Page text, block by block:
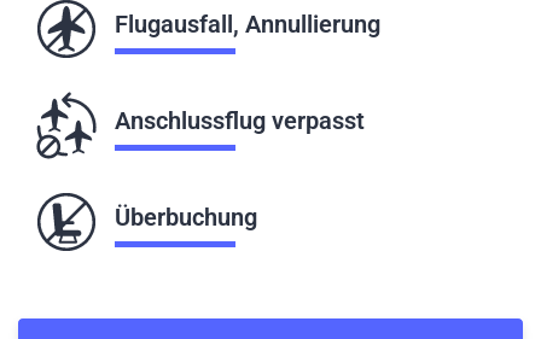
Flugausfall, Annullierung
Anschlussflug verpasst
Überbuchung